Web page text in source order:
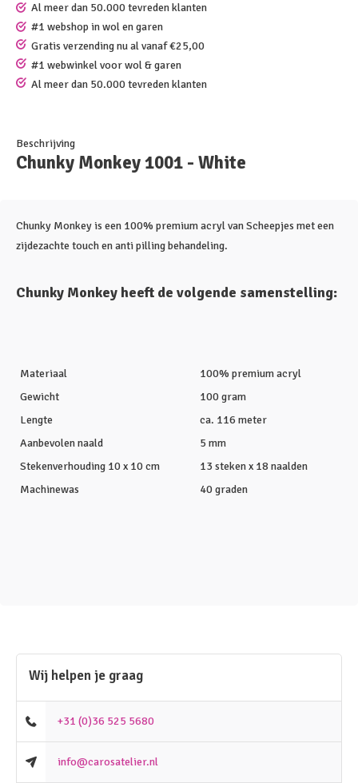
Al meer dan 50.000 tevreden klanten
#1 webshop in wol en garen
Gratis verzending nu al vanaf €25,00
#1 webwinkel voor wol & garen
Al meer dan 50.000 tevreden klanten
Beschrijving
Chunky Monkey 1001 - White
Chunky Monkey is een 100% premium acryl van Scheepjes met een
zijdezachte touch en anti pilling behandeling.
Chunky Monkey heeft de volgende samenstelling:
Materiaal
100% premium acryl
Gewicht
100 gram
Lengte
ca. 116 meter
Aanbevolen naald
5 mm
Stekenverhouding 10 x 10 cm
13 steken x 18 naalden
Machinewas
40 graden
Wij helpen je graag
+31 (0)36 525 5680
info@carosatelier.nl